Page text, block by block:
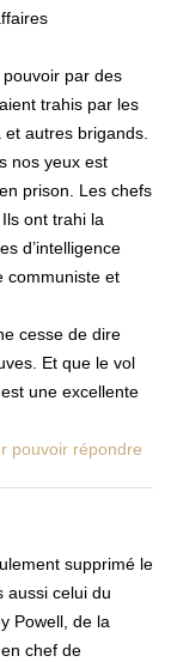
par des
trahis par les
et autres brigands.
nos yeux est
prison. Les chefs
ont trahi la
d’intelligence
communiste et
cesse de dire
Et que le vol
une excellente
pouvoir répondre
supprimé le
aussi celui du
Powell, de la
chef de